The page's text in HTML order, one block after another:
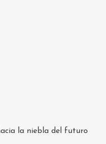
la niebla del futuro